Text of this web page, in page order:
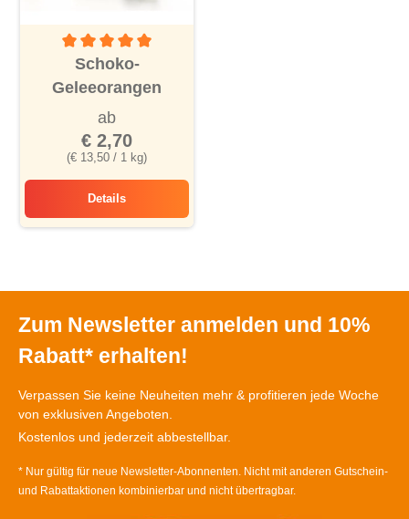
Durchschnittliche Bewertung von 5 von 5 Sternen
Schoko-
Geleeorangen
(€ 13,50 / 1 kg)
ab
€ 2,70
Details
Schoko-Geleeorangen
Zum Newsletter anmelden und 10%
Rabatt* erhalten!
Verpassen Sie keine Neuheiten mehr & profitieren jede Woche
von exklusiven Angeboten.
Kostenlos und jederzeit abbestellbar.
* Nur gültig für neue Newsletter-Abonnenten. Nicht mit anderen Gutschein-
und Rabattaktionen kombinierbar und nicht übertragbar.